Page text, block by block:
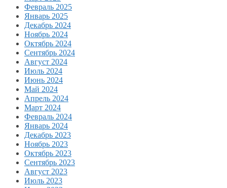
Февраль 2025
Январь 2025
Декабрь 2024
Ноябрь 2024
Октябрь 2024
Сентябрь 2024
Август 2024
Июль 2024
Июнь 2024
Май 2024
Апрель 2024
Март 2024
Февраль 2024
Январь 2024
Декабрь 2023
Ноябрь 2023
Октябрь 2023
Сентябрь 2023
Август 2023
Июль 2023